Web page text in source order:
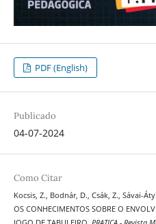
PDF (English)
Publicado
04-07-2024
Como Citar
Kocsis, Z., Bodnár, D., Csák, Z., Sávai-
OS CONHECIMENTOS SOBRE O